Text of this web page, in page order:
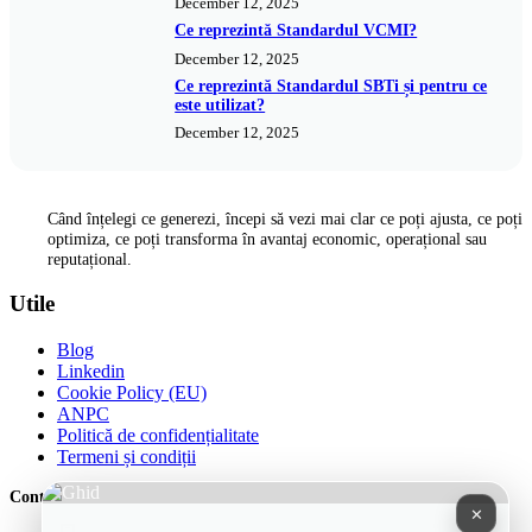
Ce reprezintă Standardul VCMI?
December 12, 2025
Ce reprezintă Standardul SBTi și pentru ce
este utilizat?
December 12, 2025
Când înțelegi ce generezi, începi să vezi mai clar ce poți ajusta, ce poți
optimiza, ce poți transforma în avantaj economic, operațional sau
reputațional.
Utile
Blog
Linkedin
Cookie Policy (EU)
ANPC
Politică de confidențialitate
Termeni și condiții
Contact
✕